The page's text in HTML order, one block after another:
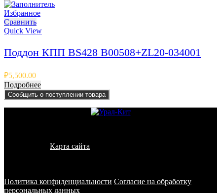
Избранное
Сравнить
Quick View
Поддон КПП BS428 B00508+ZL20-034001
₽5,500.00
Подробнее
Сообщить о поступлении товара
Карта сайта
Политика конфиденциальности Согласие на обработку
персональных данных